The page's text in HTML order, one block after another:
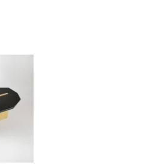
News-